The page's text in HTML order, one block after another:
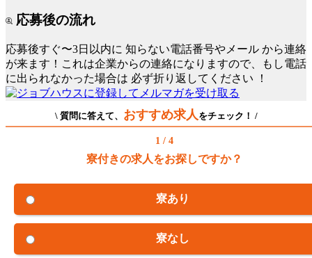
応募後の流れ
応募後すぐ〜3日以内に 知らない電話番号やメール から連絡
が来ます！これは企業からの連絡になりますので、もし電話
に出られなかった場合は 必ず折り返してください ！
\ 質問に答えて、 おすすめ求人 をチェック！ /
1 / 4
寮付きの求人をお探しですか？
寮あり
寮なし